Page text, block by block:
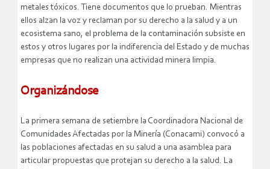
metales tóxicos. Tiene documentos que lo prueban. Mientras
ellos alzan la voz y reclaman por su derecho a la salud y a un
ecosistema sano, el problema de la contaminación subsiste en
estos y otros lugares por la indiferencia del Estado y de muchas
empresas que no realizan una actividad minera limpia.
Organizándose
La primera semana de setiembre la Coordinadora Nacional de
Comunidades Afectadas por la Minería (Conacami) convocó a
las poblaciones afectadas en su salud a una asamblea para
articular propuestas que protejan su derecho a la salud. La